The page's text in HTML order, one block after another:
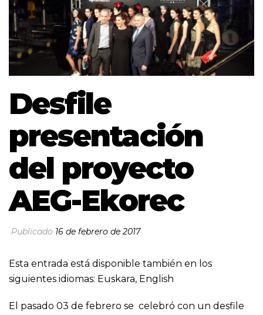
Desfile
presentación
del proyecto
AEG-Ekorec
Publicado 16 de febrero de 2017
Esta entrada está disponible también en los
siguientes idiomas: Euskara, English
El pasado 03 de febrero se celebró con un desfile